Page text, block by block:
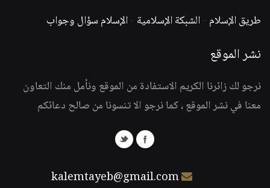
طريق الإسلام -الشبكة الإسلامية -الإسلام سؤال وجواب
نشر الموقع
نرجو لك زائرنا الكريم الاستفادة من الموقع ونأمل منك التعاون
معنا في نشر الموقع ، كما نرجو الا تنسونا من صالح دعائكم
kalemtayeb@gmail.com